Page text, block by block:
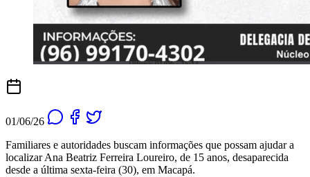
01/06/26
Familiares e autoridades buscam informações que possam ajudar a
localizar Ana Beatriz Ferreira Loureiro, de 15 anos, desaparecida
desde a última sexta-feira (30), em Macapá.